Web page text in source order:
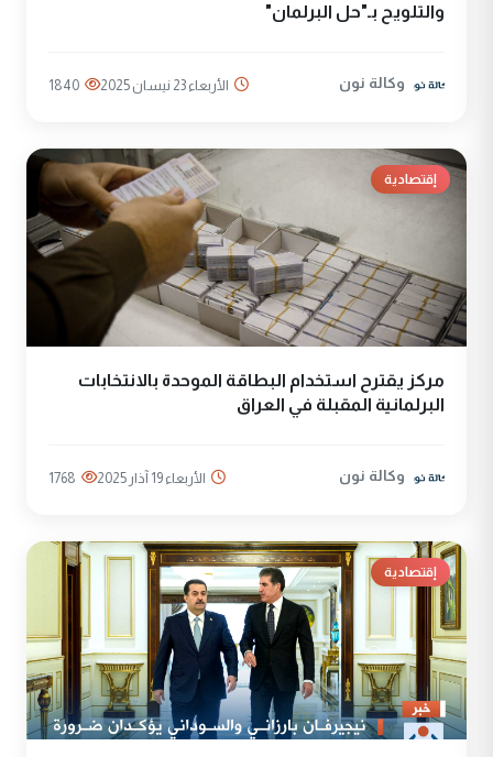
والتلويح بـ"حل البرلمان"
وكالة نون الأربعاء 23 نيسان 2025 1840
إقتصادية
مركز يقترح استخدام البطاقة الموحدة بالانتخابات
البرلمانية المقبلة في العراق
وكالة نون الأربعاء 19 آذار 2025 1768
إقتصادية